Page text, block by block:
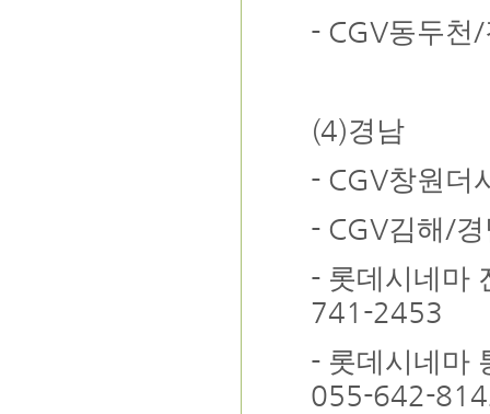
- CGV동두천/
(4)경남
- CGV창원더
- CGV김해 /
- 롯데시네마
741-2453
- 롯데시네마
055-642-